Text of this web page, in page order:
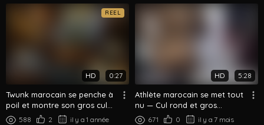
REEL
HD 0:27
Twunk marocain se penche à
poil et montre son gros cul
dans le miroir
588 2 il y a 1 année
HD 5:28
Athlète marocain se met tout
nu — Cul rond et gros
muscles en vitrine
671 0 il y a 7 mois